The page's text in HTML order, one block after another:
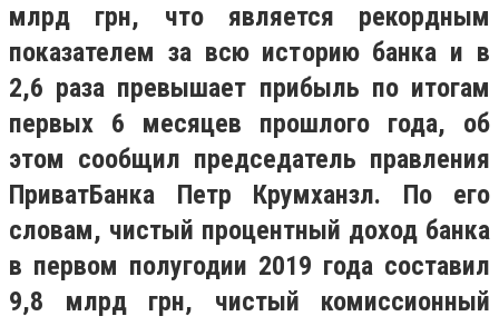
млрд грн, что является рекордным
показателем за всю историю банка и в
2,6 раза превышает прибыль по итогам
первых 6 месяцев прошлого года, об
этом сообщил председатель правления
ПриватБанка Петр Крумханзл. По его
словам, чистый процентный доход банка
в первом полугодии 2019 года составил
9,8 млрд грн, чистый комиссионный